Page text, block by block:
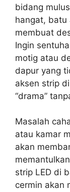
bidang
hangat, batu
membuat
Ingin
motig atau
dapur yang
aksen strip
“drama”
Masalah
atau kamar
akan
strip LED di
cermin akan